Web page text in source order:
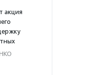
акция